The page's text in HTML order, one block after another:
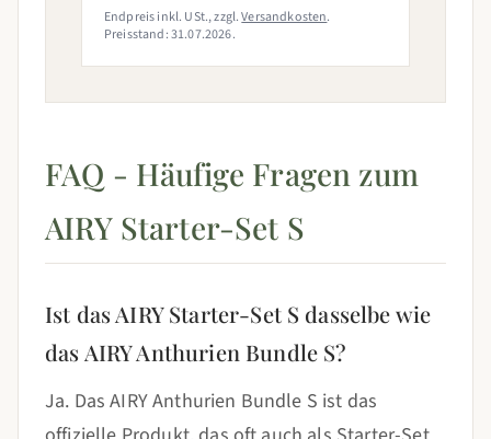
Endpreis inkl. USt., zzgl.Versandkosten.
Preisstand: 31.07.2026.
FAQ - Häufige Fragen zum
AIRY Starter-Set S
Ist das AIRY Starter-Set S dasselbe wie
das AIRY Anthurien Bundle S?
Ja. Das AIRY Anthurien Bundle S ist das